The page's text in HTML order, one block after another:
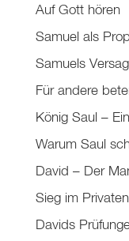
Auf Gott hören
Samuel als
Samuels
Für andere
König Saul –
Warum Saul
David – Der
Sieg im
Davids